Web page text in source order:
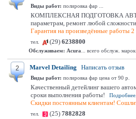
Виды работ: полировка фар ...
КОМПЛЕКСНАЯ ПОДГОТОВКА АВТО К
параметрам, ремонт любой
Гарантия на произведённые работы
тел. (29) 6238800
Обслуживаем: Acura ... всего обслуж.
2 Marvel Detailing Написать отзыв
Виды работ: полировка фар цена от 90 р.
Качественный детейлинг вашего
сроки выполнения работы!
Скидки постоянным клиентам!
тел. (25) 7882828